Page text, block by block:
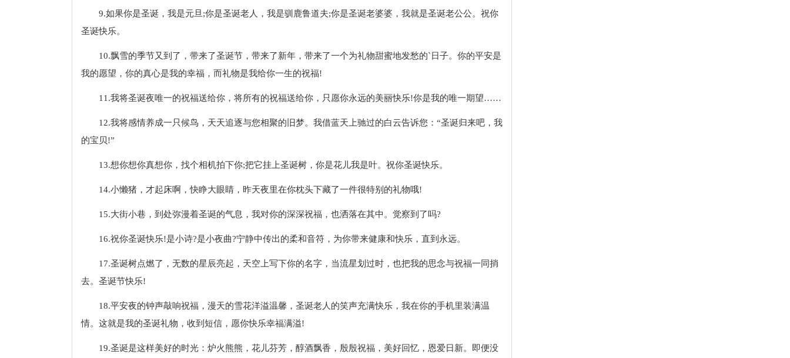
9.如果你是圣诞，我是元旦;你是圣诞老人，我是驯鹿鲁道夫;你是圣诞老婆婆，我就是圣诞老公公。祝你
圣诞快乐。
10.飘雪的季节又到了，带来了圣诞节，带来了新年，带来了一个为礼物甜蜜地发愁的`日子。你的平安是
我的愿望，你的真心是我的幸福，而礼物是我给你一生的祝福!
11.我将圣诞夜唯一的祝福送给你，将所有的祝福送给你，只愿你永远的美丽快乐!你是我的唯一期望……
12.我将感情养成一只候鸟，天天追逐与您相聚的旧梦。我借蓝天上驰过的白云告诉您：“圣诞归来吧，我
的宝贝!”
13.想你想你真想你，找个相机拍下你;把它挂上圣诞树，你是花儿我是叶。祝你圣诞快乐。
14.小懒猪，才起床啊，快睁大眼睛，昨天夜里在你枕头下藏了一件很特别的礼物哦!
15.大街小巷，到处弥漫着圣诞的气息，我对你的深深祝福，也洒落在其中。觉察到了吗?
16.祝你圣诞快乐!是小诗?是小夜曲?宁静中传出的柔和音符，为你带来健康和快乐，直到永远。
17.圣诞树点燃了，无数的星辰亮起，天空上写下你的名字，当流星划过时，也把我的思念与祝福一同捎
去。圣诞节快乐!
18.平安夜的钟声敲响祝福，漫天的雪花洋溢温馨，圣诞老人的笑声充满快乐，我在你的手机里装满温
情。这就是我的圣诞礼物，收到短信，愿你快乐幸福满溢!
19.圣诞是这样美好的时光：炉火熊熊，花儿芬芳，醇酒飘香，殷殷祝福，美好回忆，恩爱日新。即便没